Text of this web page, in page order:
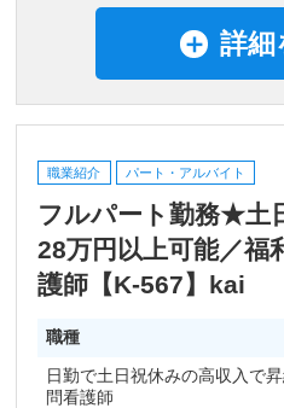
詳細
職業紹介 パート・アルバイト
フルパート勤務★土
28万円以上可能／福
護師【K-567】kai
職種
日勤で土日祝休みの高収入で
問看護師